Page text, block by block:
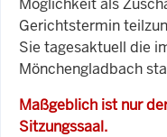
Gerichtstermin
Sie tagesaktuell die
Mönchengladbach
Maßgeblich ist nur
Sitzungssaal.